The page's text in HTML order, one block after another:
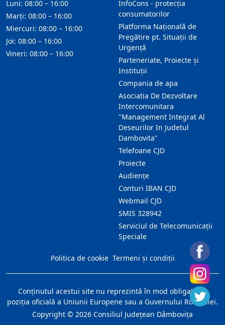
InfoCons - protecția
consumatorilor
Platforma Națională de
Pregătire pt. Situații de
Urgență
Parteneriate, Proiecte și
Instituții
Compania de apa
Asociatia De Dezvoltare
Intercomunitara
"Management Integrat Al
Deseurilor In Judetul
Dambovita"
Telefoane CJD
Proiecte
Audienţe
Conturi IBAN CJD
Webmail CJD
SMIS 328942
Serviciul de Telecomunicații
Speciale
Luni: 08:00 – 16:00
Marți: 08:00 – 16:00
Miercuri: 08:00 – 16:00
Joi: 08:00 – 16:00
Vineri: 08:00 – 16:00
Politica de cookie Termeni și condiții
Conţinutul acestui site nu reprezintă în mod obligatoriu
poziţia oficială a Uniunii Europene sau a Guvernului României.
Copyright © 2026 Consiliul Judeţean Dâmboviţa